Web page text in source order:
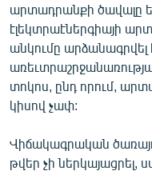
արտադրանքի ծավալը
էլեկտրաէներգիայի
անկումը
տոկոս, ընդ որում,
կիսով չափ:
Վիճակագրական
թվեր չի ներկայացրել,